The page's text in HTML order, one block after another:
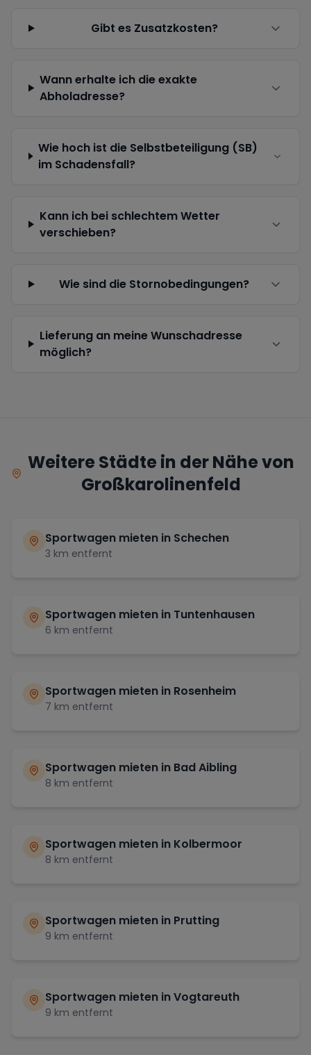
Gibt es Zusatzkosten?
Wann erhalte ich die exakte
Abholadresse?
Wie hoch ist die Selbstbeteiligung (SB)
im Schadensfall?
Kann ich bei schlechtem Wetter
verschieben?
Wie sind die Stornobedingungen?
Lieferung an meine Wunschadresse
möglich?
Weitere Städte in der Nähe von
Großkarolinenfeld
Sportwagen mieten in Schechen
3 km entfernt
Sportwagen mieten in Tuntenhausen
6 km entfernt
Sportwagen mieten in Rosenheim
7 km entfernt
Sportwagen mieten in Bad Aibling
8 km entfernt
Sportwagen mieten in Kolbermoor
8 km entfernt
Sportwagen mieten in Prutting
9 km entfernt
Sportwagen mieten inVogtareuth
9 km entfernt